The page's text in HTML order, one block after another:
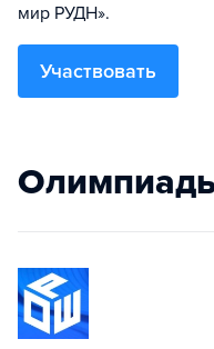
мир РУДН».
Участвовать